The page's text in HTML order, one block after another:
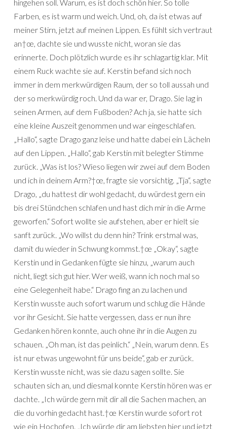
hingehen soll. Warum, es ist doch schön hier. So tolle
Farben, es ist warm und weich. Und, oh, da ist etwas auf
meiner Stirn, jetzt auf meinen Lippen. Es fühlt sich vertraut
an†œ, dachte sie und wusste nicht, woran sie das
erinnerte. Doch plötzlich wurde es ihr schlagartig klar. Mit
einem Ruck wachte sie auf. Kerstin befand sich noch
immer in dem merkwürdigen Raum, der so toll aussah und
der so merkwürdig roch. Und da war er, Drago. Sie lag in
seinen Armen, auf dem Fußboden? Ach ja, sie hatte sich
eine kleine Auszeit genommen und war eingeschlafen.
„Hallo“, sagte Drago ganz leise und hatte dabei ein Lächeln
auf den Lippen. „Hallo“, gab Kerstin mit belegter Stimme
zurück. „Was ist los? Wieso liegen wir zwei auf dem Boden
und ich in deinem Arm?†œ, fragte sie vorsichtig. „Tja“, sagte
Drago, „du hattest dir wohl gedacht, du würdest gern ein
bis drei Stündchen schlafen und hast dich mir in die Arme
geworfen.“ Sofort wollte sie aufstehen, aber er hielt sie
sanft zurück. „Wo willst du denn hin? Trink erstmal was,
damit du wieder in Schwung kommst.†œ „Okay“, sagte
Kerstin und in Gedanken fügte sie hinzu, „warum auch
nicht, liegt sich gut hier. Wer weiß, wann ich noch mal so
eine Gelegenheit habe.“ Drago fing an zu lachen und
Kerstin wusste auch sofort warum und schlug die Hände
vor ihr Gesicht. Sie hatte vergessen, dass er nun ihre
Gedanken hören konnte, auch ohne ihr in die Augen zu
schauen. „Oh man, ist das peinlich.“ „Nein, warum denn. Es
ist nur etwas ungewohnt für uns beide“, gab er zurück.
Kerstin wusste nicht, was sie dazu sagen sollte. Sie
schauten sich an, und diesmal konnte Kerstin hören was er
dachte. „Ich würde gern mit dir all die Sachen machen, an
die du vorhin gedacht hast.†œ Kerstin wurde sofort rot
wie ein Hochofen. „Ich würde dir am liebsten hier und jetzt